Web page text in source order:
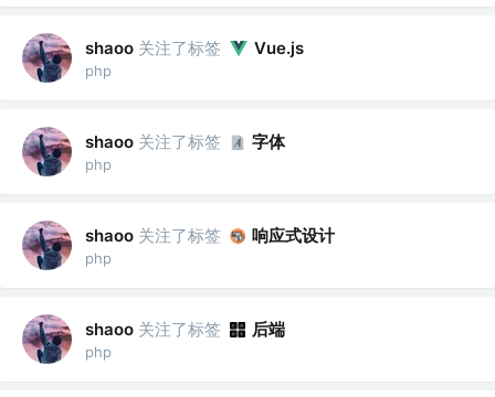
shaoo 关注了标签 Vue.js
php
shaoo 关注了标签 字体
php
shaoo 关注了标签 响应式设计
php
shaoo 关注了标签 后端
php